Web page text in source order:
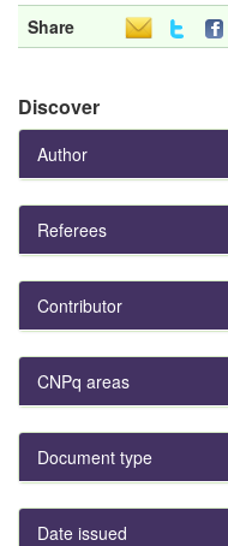
Share
Discover
Author
Referees
Contributor
CNPq areas
Document type
Date issued